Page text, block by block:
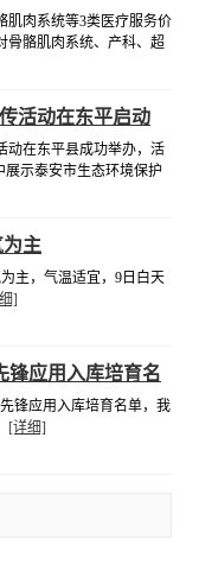
肌肉系统等3类医疗服务价
骨骼肌肉系统、产科、超
，切实减轻群众就医负
活动在东平启动
动在东平县成功举办，活
展示泰安市生态环境保护
设提质增效的奋进号
主
主，气温适宜，9日白天
]
锋应用入库培育名
锋应用入库培育名单，我
[详细]